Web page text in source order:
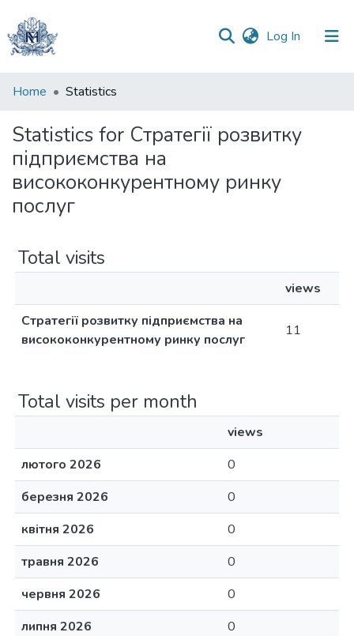
Log In (current)
Communities
Collections
All of DSpace
Home Statistics
Statistics for Стратегії розвитку
підприємства на
висококонкурентному ринку
послуг
Total visits
views
Стратегії розвитку підприємства на
висококонкурентному ринку послуг
11
Total visits per month
views
лютого 2026
0
березня 2026
0
квітня 2026
0
травня 2026
0
червня 2026
0
липня 2026
0